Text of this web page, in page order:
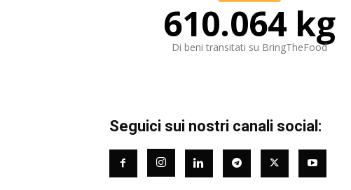
610.064 kg
Di beni transitati su BringTheFood
Seguici sui nostri canali social: